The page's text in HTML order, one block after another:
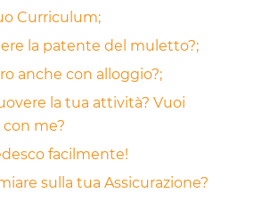
Curriculum;
la patente del muletto?;
anche con alloggio?;
la tua attività? Vuoi
me?
facilmente!
sulla tua Assicurazione?